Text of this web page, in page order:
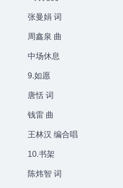
张曼娟 词
周鑫泉 曲
中场休息
9.如愿
唐恬 词
钱雷 曲
王林汉 编合唱
10.书架
陈炜智 词